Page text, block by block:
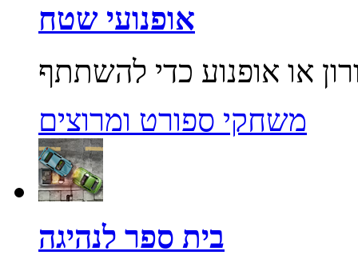
אופנועי שטח
משחקי ספורט ומרוצים
בית ספר לנהיגה